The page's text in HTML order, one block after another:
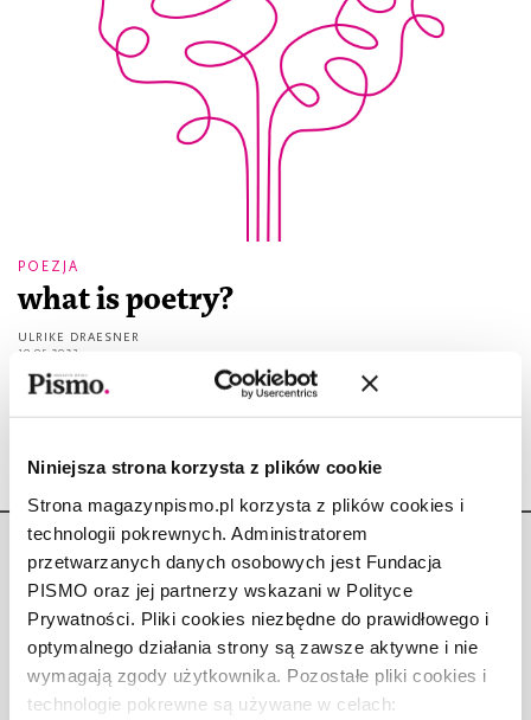
Niniejsza strona korzysta z plików cookie
Strona magazynpismo.pl korzysta z plików cookies i
technologii pokrewnych. Administratorem
przetwarzanych danych osobowych jest Fundacja
PISMO oraz jej partnerzy wskazani w Polityce
Prywatności. Pliki cookies niezbędne do prawidłowego i
optymalnego działania strony są zawsze aktywne i nie
wymagają zgody użytkownika. Pozostałe pliki cookies i
technologie pokrewne są używane w celach:
POEZJA
what is poetry?
ULRIKE DRAESNER
10.05.2023
przątać odkurzać smarki powycierać starte kolano...
Copyright © Fundacja Pismo